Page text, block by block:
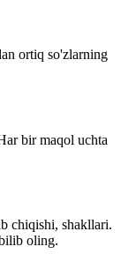
ortiq so'zlarning
bir maqol uchta
chiqishi, shakllari.
oling.